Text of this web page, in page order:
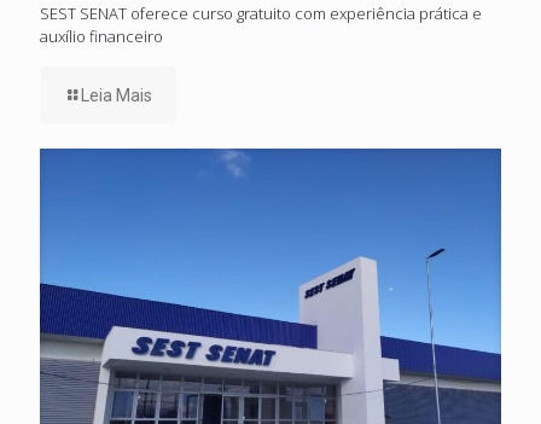
SEST SENAT oferece curso gratuito com experiência prática e
auxílio financeiro
Leia Mais